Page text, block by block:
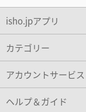
isho.jpアプリ
カテゴリー
アカウントサービス
ヘルプ＆ガイド